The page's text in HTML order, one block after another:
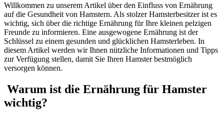
Willkommen zu unserem Artikel über den Einfluss von Ernährung
auf die Gesundheit von Hamstern. Als stolzer Hamsterbesitzer ist es
wichtig, sich über die richtige Ernährung für Ihre kleinen pelzigen
Freunde zu informieren. Eine ausgewogene Ernährung ist der
Schlüssel zu einem gesunden und glücklichen Hamsterleben. In
diesem Artikel werden wir Ihnen nützliche Informationen und Tipps
zur Verfügung stellen, damit Sie Ihren Hamster bestmöglich
versorgen können.
Warum ist die Ernährung für Hamster
wichtig?